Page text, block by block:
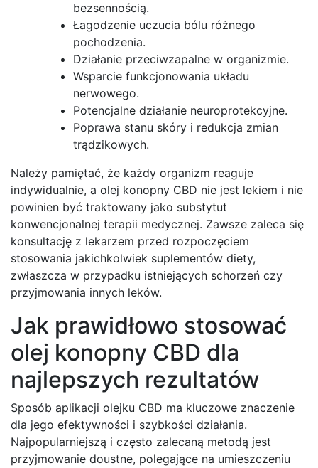
bezsennością.
Łagodzenie uczucia bólu różnego
pochodzenia.
Działanie przeciwzapalne w organizmie.
Wsparcie funkcjonowania układu
nerwowego.
Potencjalne działanie neuroprotekcyjne.
Poprawa stanu skóry i redukcja zmian
trądzikowych.
Należy pamiętać, że każdy organizm reaguje
indywidualnie, a olej konopny CBD nie jest lekiem i nie
powinien być traktowany jako substytut
konwencjonalnej terapii medycznej. Zawsze zaleca się
konsultację z lekarzem przed rozpoczęciem
stosowania jakichkolwiek suplementów diety,
zwłaszcza w przypadku istniejących schorzeń czy
przyjmowania innych leków.
Jak prawidłowo stosować
olej konopny CBD dla
najlepszych rezultatów
Sposób aplikacji olejku CBD ma kluczowe znaczenie
dla jego efektywności i szybkości działania.
Najpopularniejszą i często zalecaną metodą jest
przyjmowanie doustne, polegające na umieszczeniu